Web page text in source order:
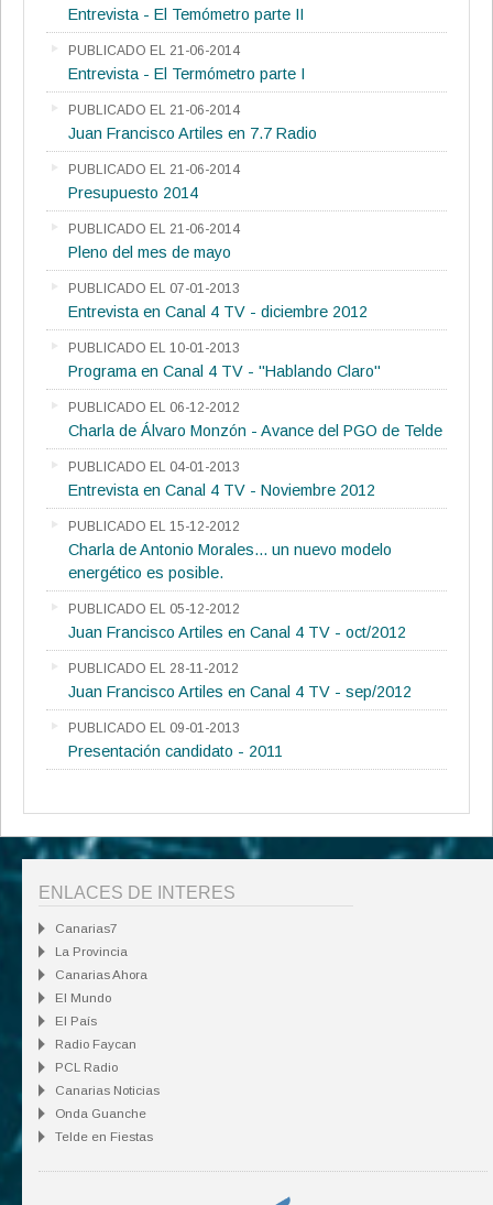
Entrevista - El Temómetro parte II
PUBLICADO EL 21-06-2014
Entrevista - El Termómetro parte I
PUBLICADO EL 21-06-2014
Juan Francisco Artiles en 7.7 Radio
PUBLICADO EL 21-06-2014
Presupuesto 2014
PUBLICADO EL 21-06-2014
Pleno del mes de mayo
PUBLICADO EL 07-01-2013
Entrevista en Canal 4 TV - diciembre 2012
PUBLICADO EL 10-01-2013
Programa en Canal 4 TV - "Hablando Claro"
PUBLICADO EL 06-12-2012
Charla de Álvaro Monzón - Avance del PGO de Telde
PUBLICADO EL 04-01-2013
Entrevista en Canal 4 TV - Noviembre 2012
PUBLICADO EL 15-12-2012
Charla de Antonio Morales... un nuevo modelo
energético es posible.
PUBLICADO EL 05-12-2012
Juan Francisco Artiles en Canal 4 TV - oct/2012
PUBLICADO EL 28-11-2012
Juan Francisco Artiles en Canal 4 TV - sep/2012
PUBLICADO EL 09-01-2013
Presentación candidato - 2011
ENLACES DE INTERES
Canarias7
La Provincia
Canarias Ahora
El Mundo
El País
Radio Faycan
PCL Radio
Canarias Noticias
Onda Guanche
Telde en Fiestas